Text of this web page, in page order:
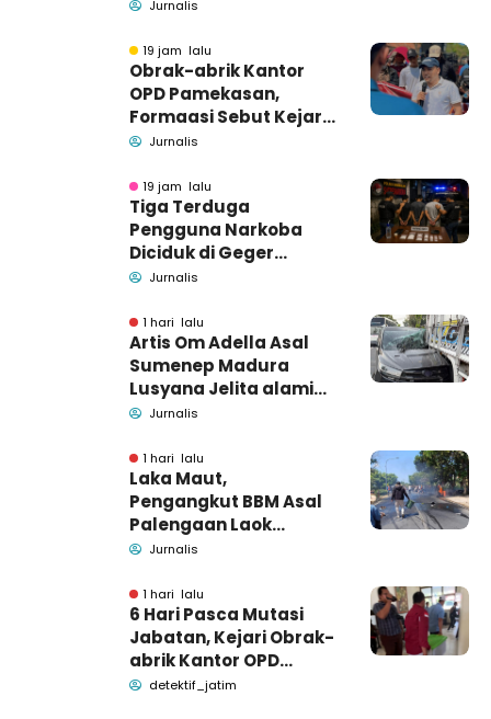
Jurnalis
19 jam lalu
Obrak-abrik Kantor
OPD Pamekasan,
Formaasi Sebut Kejari
Pamekasan
Jurnalis
19 jam lalu
Tiga Terduga
Pengguna Narkoba
Diciduk di Geger
Bangkalan, Polisi Masih
Barang Bukti
Jurnalis
1 hari lalu
Artis Om Adella Asal
Sumenep Madura
Lusyana Jelita alami
kecelakaan di Wonogiri
Jurnalis
1 hari lalu
Laka Maut,
Pengangkut BBM Asal
Palengaan Laok
Pamekasan Meninggal
Jurnalis
1 hari lalu
6 Hari Pasca Mutasi
Jabatan, Kejari Obrak-
abrik Kantor OPD
Pemkab Pamekasan
detektif_jatim